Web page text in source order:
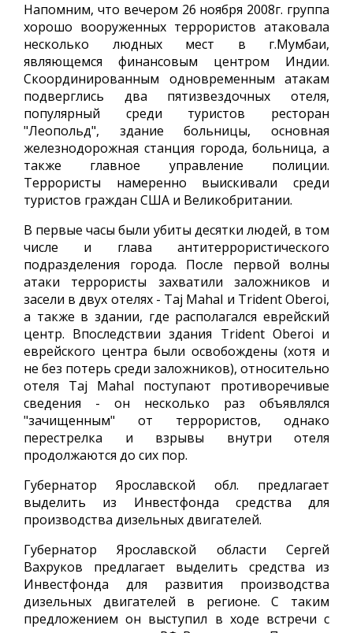
Напомним, что вечером 26 ноября 2008г. группа
хорошо вооруженных террористов атаковала
несколько людных мест в г.Мумбаи,
являющемся финансовым центром Индии.
Скоординированным одновременным атакам
подверглись два пятизвездочных отеля,
популярный среди туристов ресторан
"Леопольд", здание больницы, основная
железнодорожная станция города, больница, а
также главное управление полиции.
Террористы намеренно выискивали среди
туристов граждан США и Великобритании.
В первые часы были убиты десятки людей, в том
числе и глава антитеррористического
подразделения города. После первой волны
атаки террористы захватили заложников и
засели в двух отелях - Taj Mahal и Trident Oberoi,
а также в здании, где располагался еврейский
центр. Впоследствии здания Trident Oberoi и
еврейского центра были освобождены (хотя и
не без потерь среди заложников), относительно
отеля Taj Mahal поступают противоречивые
сведения - он несколько раз объявлялся
"зачищенным" от террористов, однако
перестрелка и взрывы внутри отеля
продолжаются до сих пор.
Губернатор Ярославской обл. предлагает
выделить из Инвестфонда средства для
производства дизельных двигателей.
Губернатор Ярославской области Сергей
Вахруков предлагает выделить средства из
Инвестфонда для развития производства
дизельных двигателей в регионе. С таким
предложением он выступил в ходе встречи с